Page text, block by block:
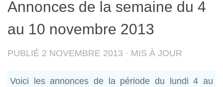
Annonces de la semaine du 4
au 10 novembre 2013
PUBLIÉ 2 NOVEMBRE 2013 · MIS À JOUR
Voici les annonces de la période du lundi 4 au